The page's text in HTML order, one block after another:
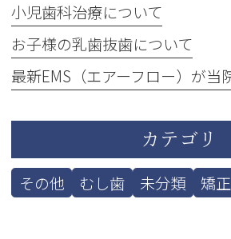
小児歯科治療について
お子様の乳歯抜歯について
カテゴリ
その他 むし歯 未分類 矯正